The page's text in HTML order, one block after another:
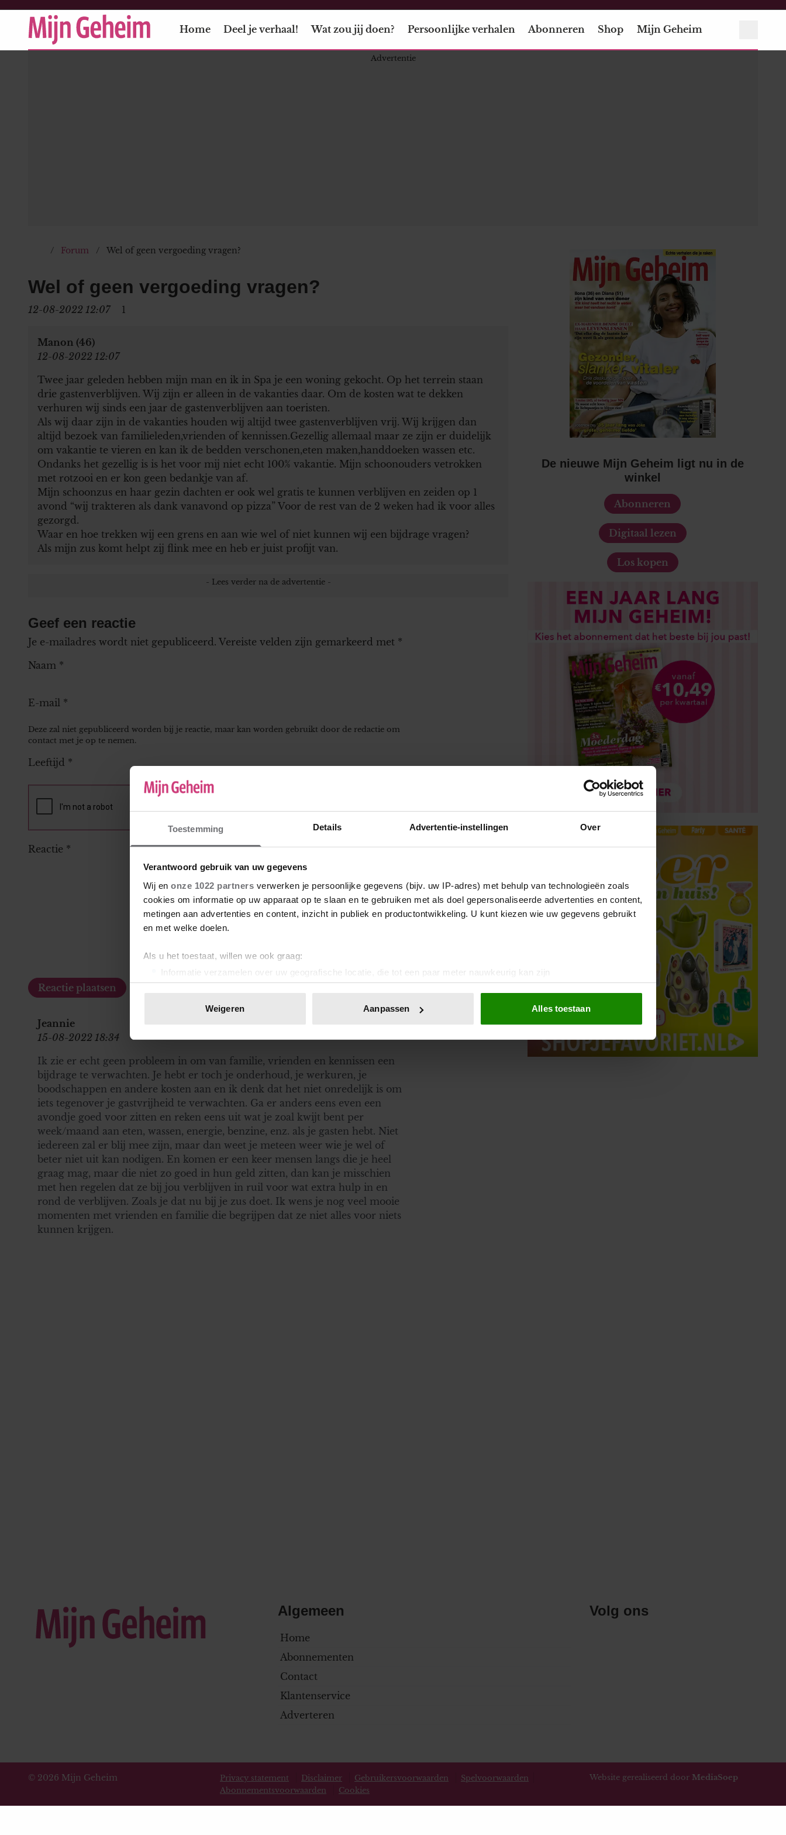
Toestemming Details Advertentie-instellingen Over
Verantwoord gebruik van uw gegevens
Wij en onze 1022 partners verwerken je persoonlijke gegevens (bijv. uw IP-adres) met behulp van technologieën zoals
cookies om informatie op uw apparaat op te slaan en te gebruiken met als doel gepersonaliseerde advertenties en content,
metingen aan advertenties en content, inzicht in publiek en productontwikkeling. U kunt kiezen wie uw gegevens gebruikt
en met welke doelen.
Als u het toestaat, willen we ook graag:
Informatie verzamelen over uw geografische locatie, die tot een paar meter nauwkeurig kan zijn
Uw apparaat identificeren door het actief te scannen op specifieke eigenschappen (fingerprinting)
toestemming op elk moment wijzigen of intrekken in de Cookieverklaring.
We gebruiken cookies om content en advertenties te personaliseren, om functies voor social media te bieden en om ons
websiteverkeer te analyseren. Ook delen we informatie over uw gebruik van onze site met onze partners voor social
media, adverteren en analyse. Deze partners kunnen deze gegevens combineren met andere informatie die u aan ze heeft
verstrekt of die ze hebben verzameld op basis van uw gebruik van hun services. U gaat akkoord met onze cookies als u
onze website blijft gebruiken.
Weigeren Aanpassen Alles toestaan
Home Deel je verhaal! Wat zou jij doen? Persoonlijke verhalen Abonneren Shop Mijn Geheim
Forum Wel of geen vergoeding vragen?
Wel of geen vergoeding vragen?
12-08-2022 12:07 1
Manon (46)
12-08-2022 12:07
Twee jaar geleden hebben mijn man en ik in Spa je een woning gekocht. Op het terrein staan
drie gastenverblijven. Wij zijn er alleen in de vakanties daar. Om de kosten wat te dekken
verhuren wij sinds een jaar de gastenverblijven aan toeristen.
Als wij daar zijn in de vakanties houden wij altijd twee gastenverblijven vrij. Wij krijgen dan
altijd bezoek van familieleden,vrienden of kennissen.Gezellig allemaal maar ze zijn er duidelijk
om vakantie te vieren en kan ik de bedden verschonen,eten maken,handdoeken wassen etc.
Ondanks het gezellig is is het voor mij niet echt 100% vakantie. Mijn schoonouders vetrokken
met rotzooi en er kon geen bedankje van af.
Mijn schoonzus en haar gezin dachten er ook wel gratis te kunnen verblijven en zeiden op 1
avond “wij trakteren als dank vanavond op pizza” Voor de rest van de 2 weken had ik voor alles
gezorgd.
Waar en hoe trekken wij een grens en aan wie wel of niet kunnen wij een bijdrage vragen?
Als mijn zus komt helpt zij flink mee en heb er juist profijt van.
Geef een reactie
Je e-mailadres wordt niet gepubliceerd. Vereiste velden zijn gemarkeerd met *
Naam *
E-mail *
Deze zal niet gepubliceerd worden bij je reactie, maar kan worden gebruikt door de redactie om
contact met je op te nemen.
Leeftijd *
Reactie *
Jeannie
15-08-2022 18:34
Ik zie er echt geen probleem in om van familie, vrienden en kennissen een
bijdrage te verwachten. Je hebt er toch je onderhoud, je werkuren, je
boodschappen en andere kosten aan en ik denk dat het niet onredelijk is om
iets tegenover je gastvrijheid te verwachten. Ga er anders eens even een
avondje goed voor zitten en reken eens uit wat je zoal kwijt bent per
week/maand aan eten, wassen, energie, benzine, enz. als je gasten hebt. Niet
iedereen zal er blij mee zijn, maar dan weet je meteen weer wie je wel of
beter niet uit kan nodigen. En komen er een keer mensen langs die je heel
graag mag, maar die niet zo goed in hun geld zitten, dan kan je misschien
met hen regelen dat ze bij jou verblijven in ruil voor wat extra hulp in en
rond de verblijven. Zoals je dat nu bij je zus doet. Ik wens je nog veel mooie
momenten met vrienden en familie die begrijpen dat ze niet alles voor niets
kunnen krijgen.
De nieuwe Mijn Geheim ligt nu in de
winkel
Abonneren
Digitaal lezen
Los kopen
Algemeen
Home
Abonnementen
Contact
Klantenservice
Adverteren
Volg ons
© 2026 Mijn Geheim Privacy statement Disclaimer Gebruikersvoorwaarden
Spelvoorwaarden
Abonnementsvoorwaarden
Cookies
Website gerealiseerd door MediaSoep